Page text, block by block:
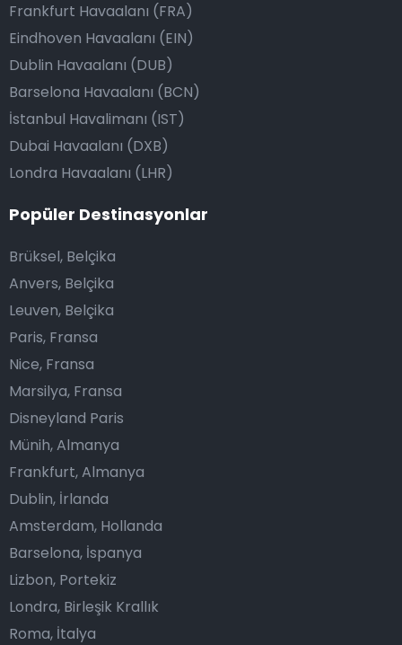
Frankfurt Havaalanı (FRA)
Eindhoven Havaalanı (EIN)
Dublin Havaalanı (DUB)
Barselona Havaalanı (BCN)
İstanbul Havalimanı (IST)
Dubai Havaalanı (DXB)
Londra Havaalanı (LHR)
Popüler Destinasyonlar
Brüksel, Belçika
Anvers, Belçika
Leuven, Belçika
Paris, Fransa
Nice, Fransa
Marsilya, Fransa
Disneyland Paris
Münih, Almanya
Frankfurt, Almanya
Dublin, İrlanda
Amsterdam, Hollanda
Barselona, İspanya
Lizbon, Portekiz
Londra, Birleşik Krallık
Roma, İtalya